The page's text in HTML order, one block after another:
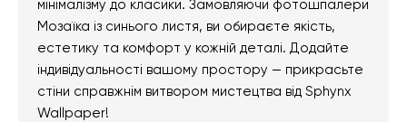
мінімалізму до класики. Замовляючи фотошпалери
Мозаїка із синього листя, ви обираєте якість,
естетику та комфорт у кожній деталі. Додайте
індивідуальності вашому простору — прикрасьте
стіни справжнім витвором мистецтва від Sphynx
Wallpaper!